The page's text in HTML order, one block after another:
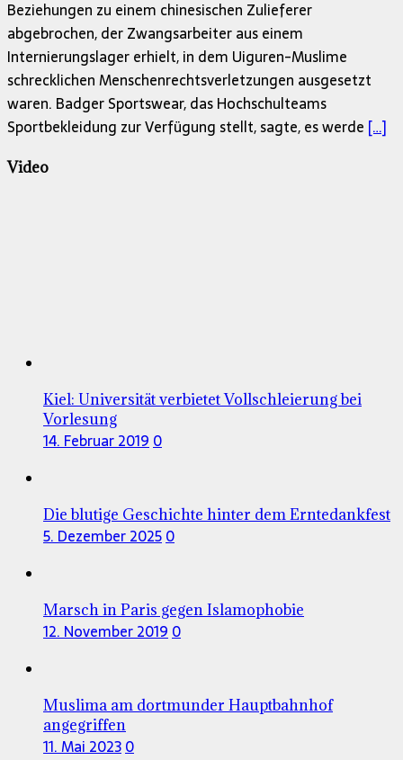
Beziehungen zu einem chinesischen Zulieferer
abgebrochen, der Zwangsarbeiter aus einem
Internierungslager erhielt, in dem Uiguren-Muslime
schrecklichen Menschenrechtsverletzungen ausgesetzt
waren. Badger Sportswear, das Hochschulteams
Sportbekleidung zur Verfügung stellt, sagte, es werde […]
Video
Kiel: Universität verbietet Vollschleierung bei
Vorlesung
14. Februar 20190
Die blutige Geschichte hinter dem Erntedankfest
5. Dezember 20250
Marsch in Paris gegen Islamophobie
12. November 20190
Muslima am dortmunder Hauptbahnhof
angegriffen
11. Mai 20230